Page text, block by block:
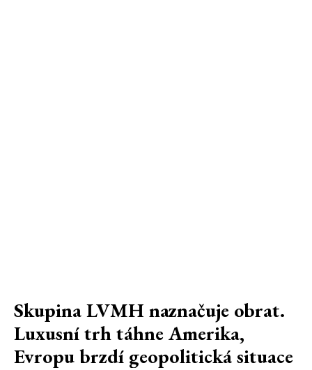
Skupina LVMH naznačuje obrat.
Luxusní trh táhne Amerika,
Evropu brzdí geopolitická situace